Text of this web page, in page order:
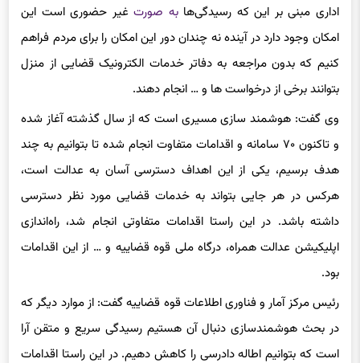
کاظمی‌فرد خاطرنشان کرد: با توجه به پتانسیل خوب دیوان عدالت
اداری مبنی بر این که رسیدگی‌هابه صورتغیر حضوری است این
امکان وجود دارد در آینده نه چندان دور این امکان را برای مردم فراهم
کنیم که بدون مراجعه به دفاتر خدمات الکترونیک قضایی از منزل
بتوانند برخی از درخواست ها و … انجام دهند.
وی گفت: هوشمند سازی مسیری است که از سال گذشته آغاز شده
و تاکنون ۷۰ سامانه و اقدامات متفاوت انجام شده تا بتوانیم به چند
هدف برسیم، یکی از این اهداف دسترسی آسان به عدالت است،
هرکس در هر جایی بتواند به خدمات قضایی مورد نظر دسترسی
داشته باشد. در این راستا اقدامات متفاوتی انجام شد، راه‌اندازی
اپلیکیشن عدالت همراه، درگاه ملی قوه قضاییه و … از این اقدامات
بود.
رئیس مرکز آمار و فناوری اطلاعات قوه قضاییه گفت: از موارد دیگر که
در بحث هوشمندسازی دنبال آن هستیم رسیدگی سریع و متقن آرا